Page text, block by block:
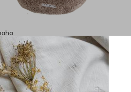
relax hoes teddy taupe
btw